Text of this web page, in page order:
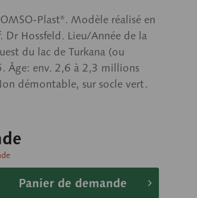
Plast®. Modèle réalisé en
Hossfeld. Lieu/Année de la
du lac de Turkana (ou
Âge: env. 2,6 à 2,3 millions
démontable, sur socle vert.
Panier de demande